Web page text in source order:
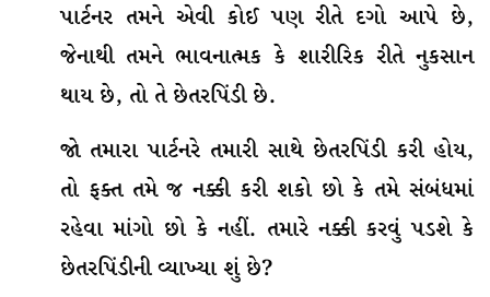
પાર્ટનર તમને એવી કોઈ પણ રીતે દગો આપે છે,
જેનાથી તમને ભાવનાત્મક કે શારીરિક રીતે નુકસાન
થાય છે, તો તે છેતરપિંડી છે.
જો તમારા પાર્ટનરે તમારી સાથે છેતરપિંડી કરી હોય,
તો ફક્ત તમે જ નક્કી કરી શકો છો કે તમે સંબંધમાં
રહેવા માંગો છો કે નહીં. તમારે નક્કી કરવું પડશે કે
છેતરપિંડીની વ્યાખ્યા શું છે?